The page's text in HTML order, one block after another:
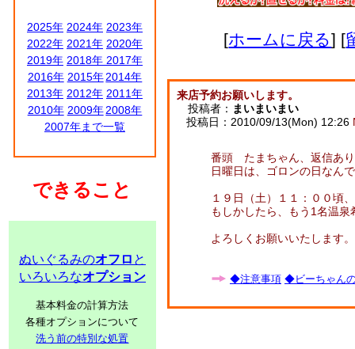
2025年 2024年 2023年
2022年 2021年 2020年
2019年 2018年 2017年
2016年 2015年 2014年
2013年 2012年 2011年
2010年 2009年 2008年
2007年まで一覧
できること
ぬいぐるみのオフロ と
いろいろなオプション
基本料金の計算方法
各種オプションについて
洗う前の特別な処置
[ホームに戻る] [
来店予約お願いします。
投稿者： まいまいまい
投稿日：2010/09/13(Mon) 12:26
番頭 たまちゃん、返信あ
日曜日は、ゴロンの日なん
１９日（土）１１：００頃
もしかしたら、もう1名温
よろしくお願いいたします。
◆注意事項 ◆ビーちゃん